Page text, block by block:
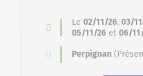
Le 02/11/26, 03/
05/11/26 et 06/
Perpignan